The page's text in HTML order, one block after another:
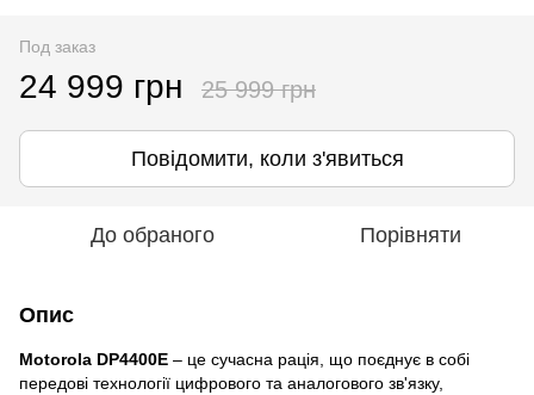
Под заказ
24 999 грн 25 999 грн
Повідомити, коли з'явиться
До обраного Порівняти
Опис
Motorola DP4400E – це сучасна рація, що поєднує в собі
передові технології цифрового та аналогового зв'язку,